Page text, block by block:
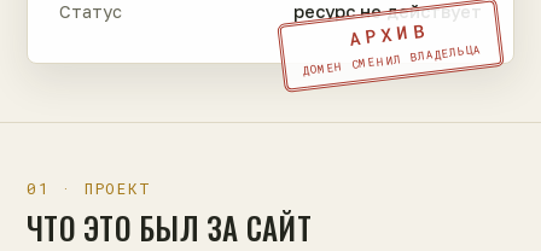
Статус ресурс не действует
АРХИВ
ДОМЕН СМЕНИЛ ВЛАДЕЛЬЦА
01 · ПРОЕКТ
ЧТО ЭТО БЫЛ ЗА САЙТ